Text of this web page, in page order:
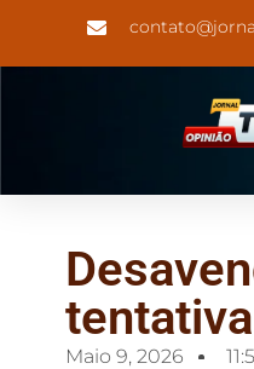
Maio 9, 2026